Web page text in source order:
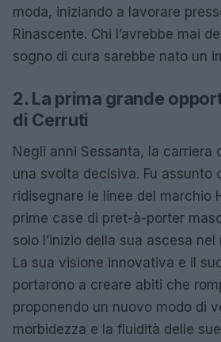
moda, iniziando a lavorare
Rinascente. Chi l’avrebbe mai
sogno di cura sarebbe nato un
2. La prima grande
di Cerruti
Negli anni Sessanta, la carriera
una svolta decisiva. Fu assunto
ridisegnare le linee del marchio
prime case di pret-à-porter
solo l’inizio della sua ascesa
La sua visione innovativa e il
portarono a creare abiti che
proponendo un nuovo modo di
morbidezza e la fluidità delle